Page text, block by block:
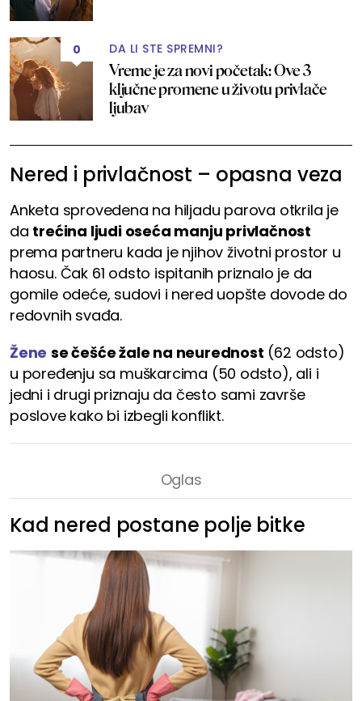
0 DA LI STE SPREMNI?
Vreme je za novi početak: Ove 3
ključne promene u životu privlače
ljubav
Nered i privlačnost – opasna veza
Anketa sprovedena na hiljadu parova otkrila je
da trećina ljudi oseća manju privlačnost
prema partneru kada je njihov životni prostor u
haosu. Čak 61 odsto ispitanih priznalo je da
gomile odeće, sudovi i nered uopšte dovode do
redovnih svađa.
Žene se češće žale na neurednost (62 odsto)
u poređenju sa muškarcima (50 odsto), ali i
jedni i drugi priznaju da često sami završe
poslove kako bi izbegli konflikt.
Kad nered postane polje bitke